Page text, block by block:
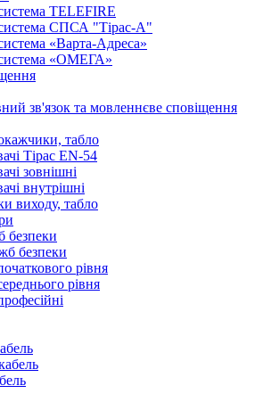
TELEFIRE
СПСА "Тірас-А"
«Варта-Адреса»
«ОМЕГА»
зв'язок та мовленнєве сповіщення
табло
Тірас EN-54
зовнішні
внутрішні
виходу, табло
безпеки
безпеки
рівня
рівня